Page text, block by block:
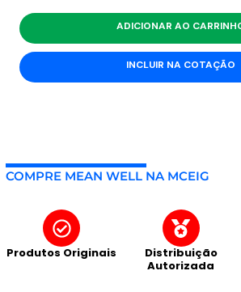
ADICIONAR AO
INCLUIR NA COTAÇÃO
COMPRE MEAN WELL NA MCEIG
Produtos Originais
Distribuição
Autorizada